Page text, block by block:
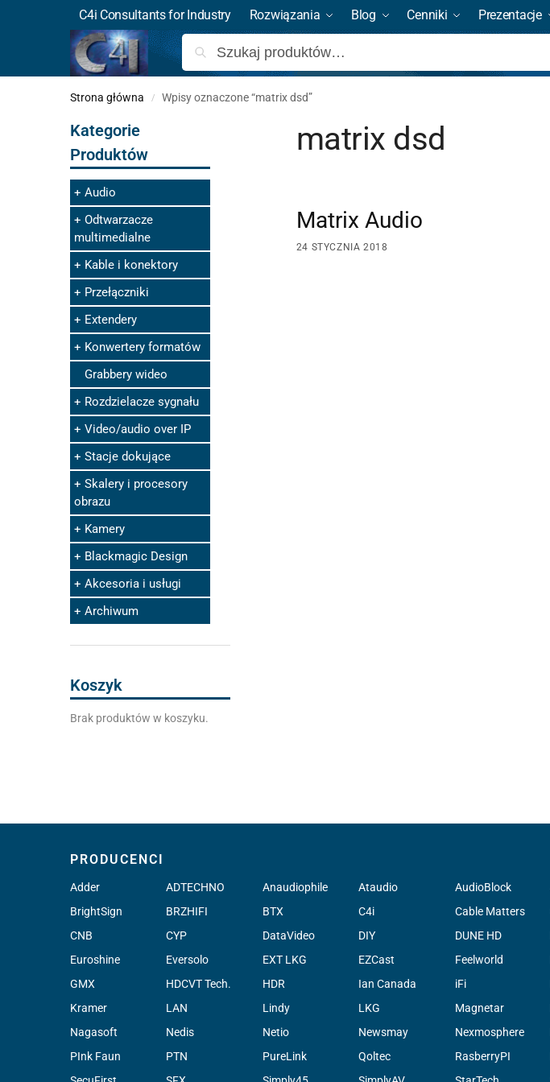
C4i Consultants for Industry Rozwiązania Blog Cenniki Prezentacje
Strona główna / Wpisy oznaczone “matrix dsd”
matrix dsd
Matrix Audio
24 STYCZNIA 2018
Kategorie
Produktów
Audio
Odtwarzacze
multimedialne
Kable i konektory
Przełączniki
Extendery
Konwertery formatów
Grabbery wideo
Rozdzielacze sygnału
Video/audio over IP
Stacje dokujące
Skalery i procesory
obrazu
Kamery
Blackmagic Design
Akcesoria i usługi
Archiwum
Koszyk
Brak produktów w koszyku.
PRODUCENCI
Adder ADTECHNO Anaudiophile Ataudio AudioBlock
BrightSign
BRZHIFI BTX C4i Cable Matters
CNB
CYP DataVideo DIY DUNE HD
Euroshine
Eversolo EXT LKG EZCast Feelworld
GMX
HDCVT Tech. HDR Ian Canada iFi
Kramer
LAN Lindy LKG Magnetar
Nagasoft
Nedis Netio Newsmay Nexmosphere
PInk Faun
PTN PureLink Qoltec RasberryPI